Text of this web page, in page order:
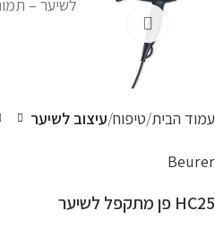
עמוד הבית טיפוח עיצוב לשיער
Beurer
HC25 פן מתקפל לשיער